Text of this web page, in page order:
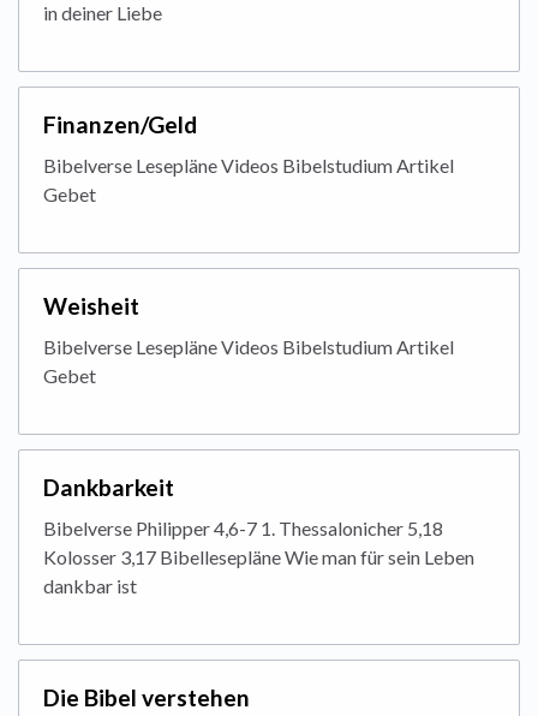
in deiner Liebe
Finanzen/Geld
Bibelverse Lesepläne Videos Bibelstudium Artikel
Gebet
Weisheit
Bibelverse Lesepläne Videos Bibelstudium Artikel
Gebet
Dankbarkeit
Bibelverse Philipper 4,6-7 1. Thessalonicher 5,18
Kolosser 3,17 Bibellesepläne Wie man für sein Leben
dankbar ist
Die Bibel verstehen